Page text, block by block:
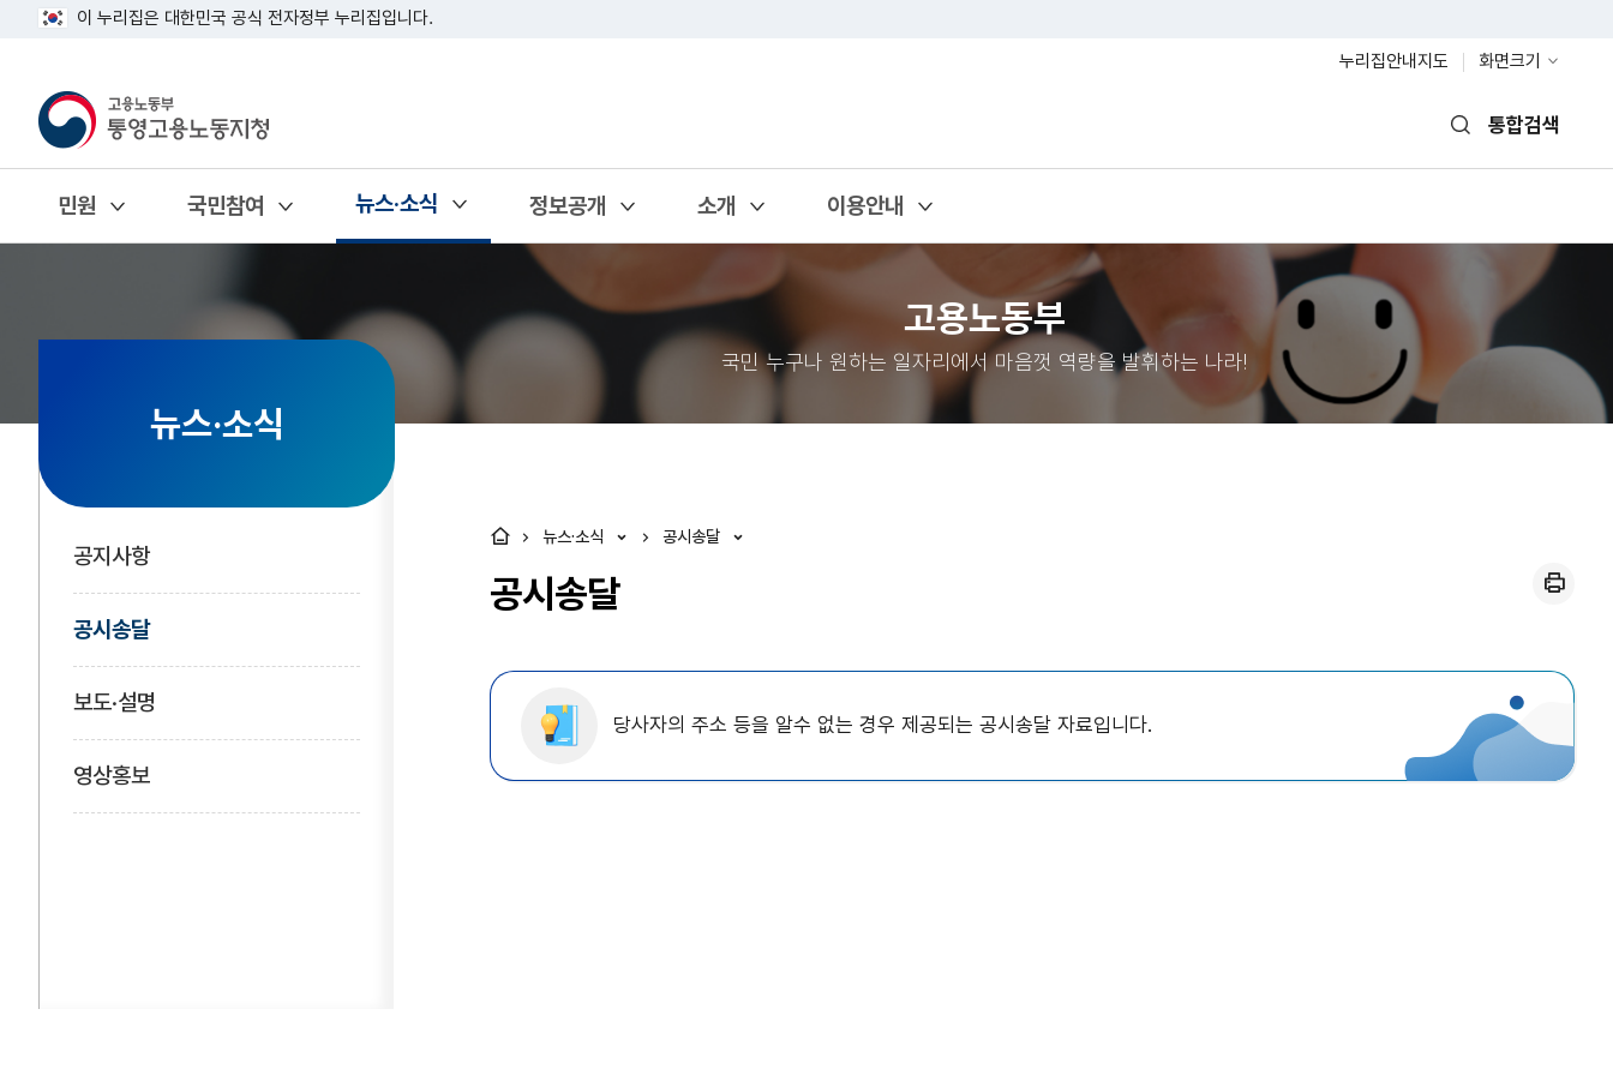
이 누리집은 대한민국 공식 전자정부 누리집입니다.
누리집안내지도
화면크기
통합검색
민원
열기
국민참여
열기
뉴스·소식
열기 정보공개
열기
소개
열기
이용안내
열기
고용노동부
국민 누구나 원하는 일자리에서 마음껏 역량을 발휘하는 나라!
뉴스·소식
공지사항
공시송달
보도·설명
영상홍보
공시송달
뉴스·소식 공시송달
당사자의 주소 등을 알수 없는 경우 제공되는 공시송달 자료입니다.